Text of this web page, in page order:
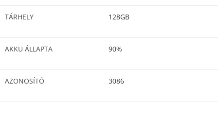
TÁRHELY 128GB
AKKU ÁLLAPTA 90%
AZONOSÍTÓ 3086